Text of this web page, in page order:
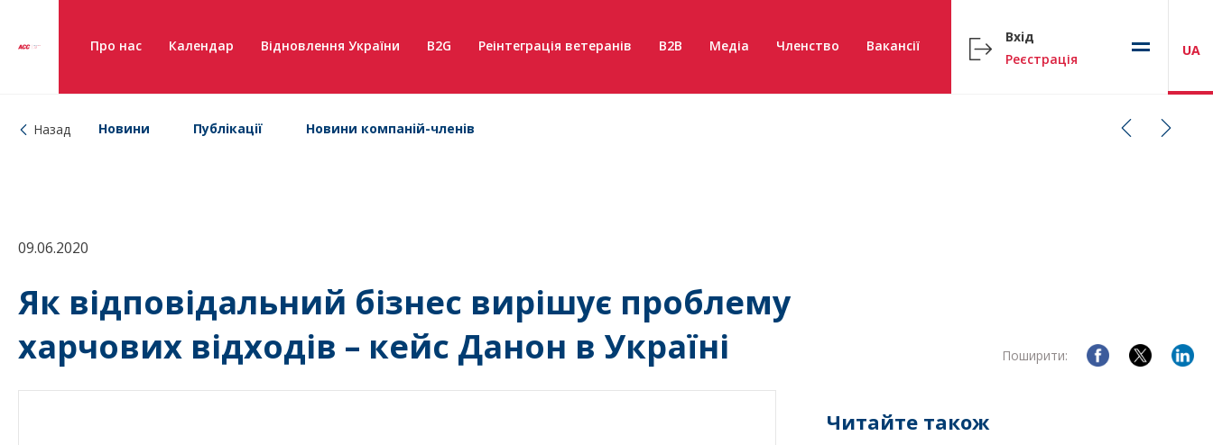
Про нас Календар Відновлення України B2G Реінтеграція ветеранів B2B Медіа Членство Вакансії
Вхід
Реєстрація
UA
Назад Новини Публікації Новини компаній-членів
09.06.2020
Як відповідальний бізнес вирішує проблему
харчових відходів – кейс Данон в Україні
Поширити:
Читайте також